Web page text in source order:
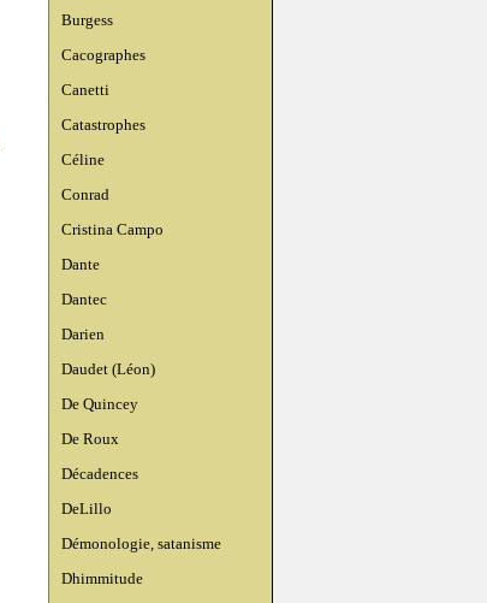
Burgess
Cacographes
Canetti
Catastrophes
Céline
Conrad
Cristina Campo
Dante
Dantec
Darien
Daudet (Léon)
De Quincey
De Roux
Décadences
DeLillo
Démonologie, satanisme
Dhimmitude